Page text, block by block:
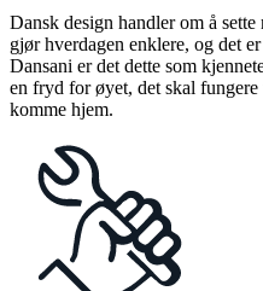
Dansk design handler om å
gjør hverdagen enklere, og det
Dansani er det dette som
en fryd for øyet, det skal fungere
komme hjem.